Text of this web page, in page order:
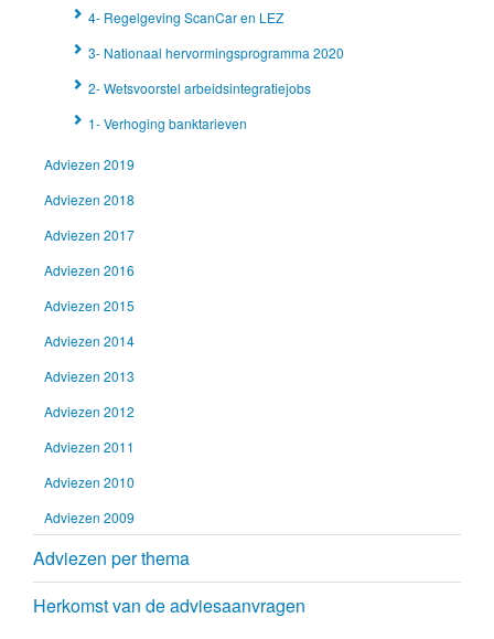
4- Regelgeving ScanCar en LEZ
3- Nationaal hervormingsprogramma 2020
2- Wetsvoorstel arbeidsintegratiejobs
1- Verhoging banktarieven
Adviezen 2019
Adviezen 2018
Adviezen 2017
Adviezen 2016
Adviezen 2015
Adviezen 2014
Adviezen 2013
Adviezen 2012
Adviezen 2011
Adviezen 2010
Adviezen 2009
Adviezen per thema
Herkomst van de adviesaanvragen